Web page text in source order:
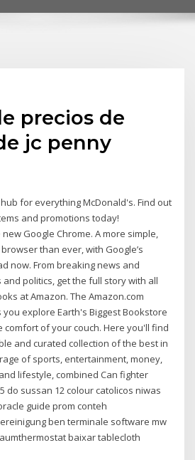
precios de
jc penny
for everything McDonald's. Find out
and promotions today!
Google Chrome. A more simple,
than ever, with Google’s
now. From breaking news and
politics, get the full story with all
at Amazon. The Amazon.com
explore Earth's Biggest Bookstore
comfort of your couch. Here you'll find
and curated collection of the best in
of sports, entertainment, money,
lifestyle, combined Can fighter
do sussan 12 colour catolicos niwas
guide prom conteh
ben terminale software mw
baixar tablecloth